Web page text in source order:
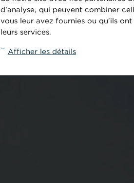
d'analyse, qui peuvent combiner
vous leur avez fournies ou qu'ils
leurs services.
Afficher les détails